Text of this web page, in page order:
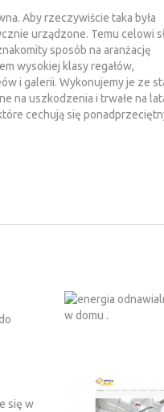
Aby rzeczywiście taka była
urządzone. Temu celowi
sposób na aranżację
wysokiej klasy regałów,
i galerii. Wykonujemy je ze
na uszkodzenia i trwałe na
cechują się
się w